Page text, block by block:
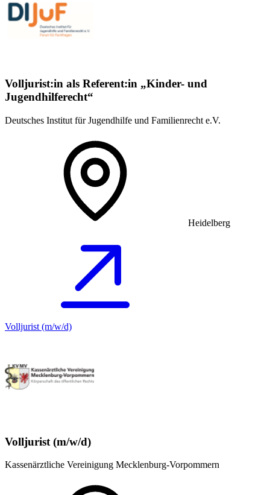
Volljurist:in als Referent:in „Kinder- und
Jugendhilferecht“
Deutsches Institut für Jugendhilfe und Familienrecht e.V.
Heidelberg
Volljurist (m/w/d)
Volljurist (m/w/d)
Kassenärztliche Vereinigung Mecklenburg-Vorpommern